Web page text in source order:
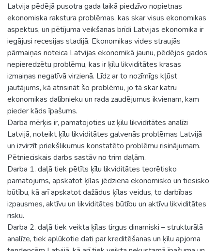
Latvija pēdējā pusotra gada laikā piedzīvo nopietnas
ekonomiska rakstura problēmas, kas skar visus ekonomikas
aspektus, un pētījuma veikšanas brīdi Latvijas ekonomika ir
iegājusi recesijas stadijā. Ekonomikas vides straujās
pārmaiņas noteica Latvijas ekonomikā jaunu, pēdējos gados
nepieredzētu problēmu, kas ir ķīlu likviditātes krasas
izmaiņas negatīvā virzienā. Līdz ar to nozīmīgs kļūst
jautājums, kā atrisināt šo problēmu, jo tā skar katru
ekonomikas dalībnieku un rada zaudējumus ikvienam, kam
pieder kāds īpašums.
Darba mērķis ir, pamatojoties uz ķīlu likviditātes analīzi
Latvijā, noteikt ķīlu likviditātes galvenās problēmas Latvijā
un izvirzīt priekšlikumus konstatēto problēmu risinājumam.
Pētnieciskais darbs sastāv no trim daļām.
Darba 1. daļā tiek pētīts ķīlu likviditātes teorētisko
pamatojums, apskatot ķīlas jēdziena ekonomisko un tiesisko
būtību, kā arī apskatot dažādus ķīlas veidus, to darbības
izpausmes, aktīvu un likviditātes būtību un aktīvu likviditātes
risku.
Darba 2. daļā tiek veikta ķīlas tirgus dinamiski – strukturālā
analīze, tiek aplūkotie dati par kreditēšanas un ķīlu apjoma